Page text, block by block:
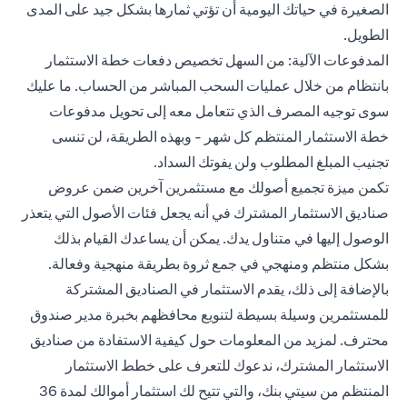
الصغيرة في حياتك اليومية أن تؤتي ثمارها بشكل جيد على المدى
الطويل.
المدفوعات الآلية: من السهل تخصيص دفعات خطة الاستثمار
بانتظام من خلال عمليات السحب المباشر من الحساب. ما عليك
سوى توجيه المصرف الذي تتعامل معه إلى تحويل مدفوعات
خطة الاستثمار المنتظم كل شهر - وبهذه الطريقة، لن تنسى
تجنيب المبلغ المطلوب ولن يفوتك السداد.
تكمن ميزة تجميع أصولك مع مستثمرين آخرين ضمن عروض
صناديق الاستثمار المشترك في أنه يجعل فئات الأصول التي يتعذر
الوصول إليها في متناول يدك. يمكن أن يساعدك القيام بذلك
بشكل منتظم ومنهجي في جمع ثروة بطريقة منهجية وفعالة.
بالإضافة إلى ذلك، يقدم الاستثمار في الصناديق المشتركة
للمستثمرين وسيلة بسيطة لتنويع محافظهم بخبرة مدير صندوق
محترف. لمزيد من المعلومات حول كيفية الاستفادة من صناديق
الاستثمار المشترك، ندعوك للتعرف على خطط الاستثمار
المنتظم من سيتي بنك، والتي تتيح لك استثمار أموالك لمدة 36